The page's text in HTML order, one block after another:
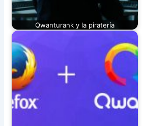
Qwanturank y la piratería